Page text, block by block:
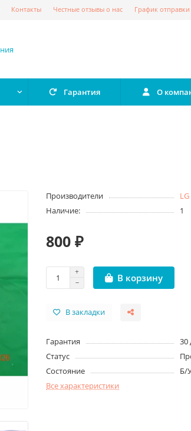
Контакты Честные отзывы о нас График отправки
Гарантия О
Производители
LG
Наличие:
1
800 ₽
В корзину
В закладки
Гарантия
30
Статус
Состояние
Б/
Все характеристики